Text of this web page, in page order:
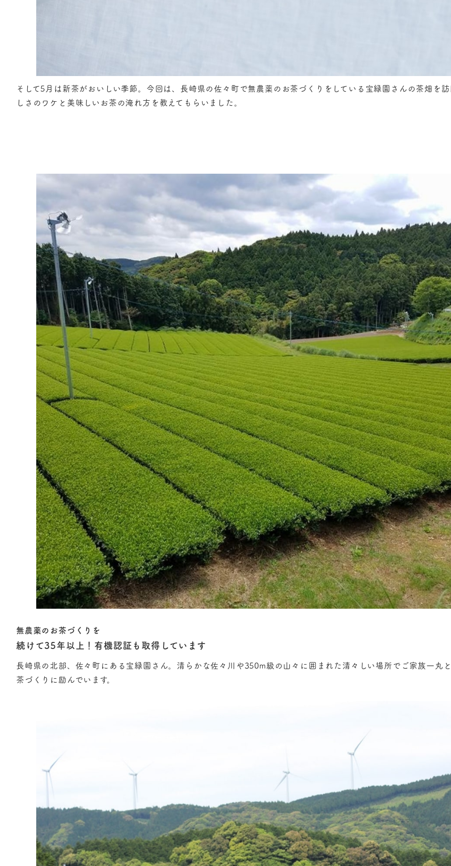
そして5月は新茶がおいしい季節。今回は、長崎県の佐々町で無農薬のお茶づくりをしている宝緑園さんの茶畑を
しさのワケと美味しいお茶の淹れ方を教えてもらいました。
無農薬のお茶づくりを
続けて35年以上！有機認証も取得しています
長崎県の北部、佐々町にある宝緑園さん。清らかな佐々川や350m級の山々に囲まれた清々しい場所でご家族一丸
茶づくりに励んでいます。